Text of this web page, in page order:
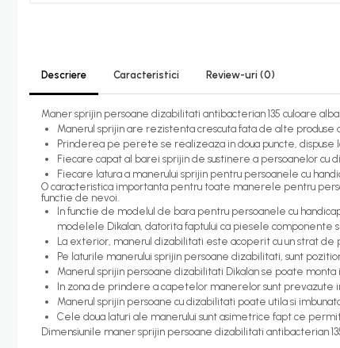
Incalzire
Calorifere electrice
Uscatoare senzor
Uscatoare de maini
Uscatoare tip Hotel
Instalatii sanitare - termice
Filtre apa
Racorduri alimentare
Robinet coltar
Organizare baie
Accesorii baie cromate
Bara sprijin - dizabilitati
Descriere Caracteristici Review-uri (0)
Maner sprijin persoane dizabilitati antibacterian 135 culoare
Manerul sprijin are rezistenta crescuta fata de alte
Prinderea pe perete se realizeaza in doua puncte,
Fiecare capat al barei sprijin de sustinere a persoanelor cu
Fiecare latura a manerului sprijin pentru persoanele cu
O caracteristica importanta pentru toate manerele pentru
functie de nevoi.
In functie de modelul de bara pentru persoanele cu
modelele Dikalan, datorita faptului ca piesele
La exterior, manerul dizabilitati este acoperit cu un strat de
Pe laturile manerului sprijin persoane dizabilitati, sunt
Manerul sprijin persoane dizabilitati Dikalan se poate
In zona de prindere a capetelor manerelor sunt prevazute
Manerul sprijin persoane cu dizabilitati poate utila si
Cele doua laturi ale manerului sunt asimetrice fapt ce
Dimensiunile maner sprijin persoane dizabilitati antibacterian